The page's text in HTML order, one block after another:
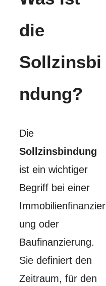
die
Sollzinsbi
ndung?
Die
Sollzinsbindung
ist ein wichtiger
Begriff bei einer
Immobilienfinanzier
ung oder
Baufinanzierung.
Sie definiert den
Zeitraum, für den